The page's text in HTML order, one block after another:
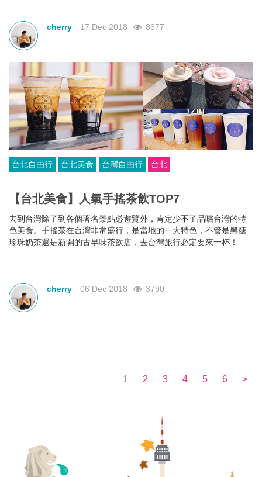
cherry 17 Dec 2018 8677
台北自由行 台北美食 台灣自由行 台北
【台北美食】人氣手搖茶飲TOP7
去到台灣除了到各個著名景點必遊覽外，肯定少不了品嚐台灣的特
色美食。手搖茶在台灣非常盛行，是當地的一大特色，不管是黑糖
珍珠奶茶還是新開的古早味茶飲店，去台灣旅行必定要來一杯！
cherry 06 Dec 2018 3790
1 2 3 4 5 6 >